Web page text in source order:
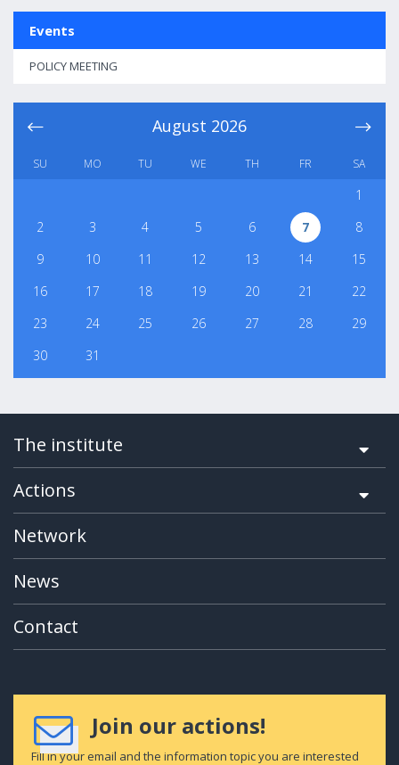
Events
POLICY MEETING
August 2026
SU MO TU WE TH FR SA
1
2
3 4 5 6 7
8
9
10 11 12 13 14
15
16
17 18 19 20 21
22
23
24 25 26 27 28
29
30
31
The institute
Actions
Network
News
Contact
Join our actions!
Fill in your email and the information topic you are interested